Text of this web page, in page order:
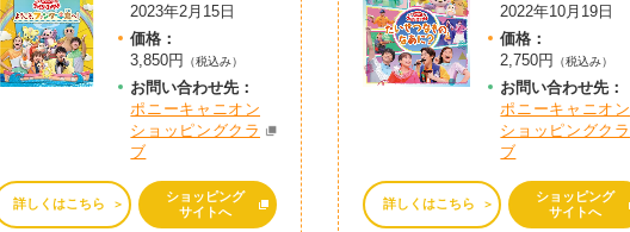
2023年2月15日
価格：
3,850円
（税込み）
お問い合わせ先：
ポニーキャニオン
ショッピングクラ
ブ
詳しくはこちら
ショッピング
サイトへ
2022年10月19日
価格：
2,750円
（税込み）
お問い合わせ先：
ポニーキャニオン
ショッピングクラ
ブ
詳しくはこちら
ショッピング
サイトへ